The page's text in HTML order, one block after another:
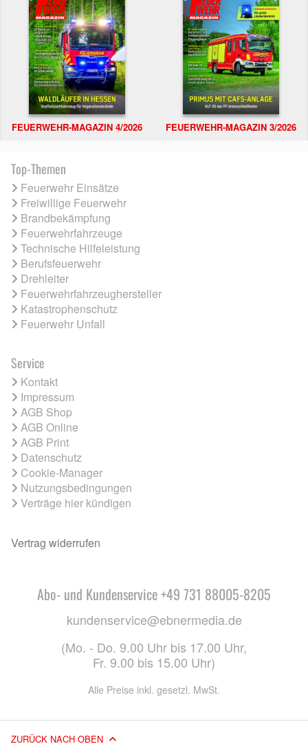
FEUERWEHR-MAGAZIN 4/2026 FEUERWEHR-MAGAZIN 3/2026
Top-Themen
Feuerwehr Einsätze
Freiwillige Feuerwehr
Brandbekämpfung
Feuerwehrfahrzeuge
Technische Hilfeleistung
Berufsfeuerwehr
Drehleiter
Feuerwehrfahrzeughersteller
Katastrophenschutz
Feuerwehr Unfall
Service
Kontakt
Impressum
AGB Shop
AGB Online
AGB Print
Datenschutz
Cookie-Manager
Nutzungsbedingungen
Verträge hier kündigen
Vertrag widerrufen
Abo- und Kundenservice +49 731 88005-8205
kundenservice@ebnermedia.de
(Mo. - Do. 9.00 Uhr bis 17.00 Uhr,
Fr. 9.00 bis 15.00 Uhr)
Alle Preise inkl. gesetzl. MwSt.
ZURÜCK NACH OBEN